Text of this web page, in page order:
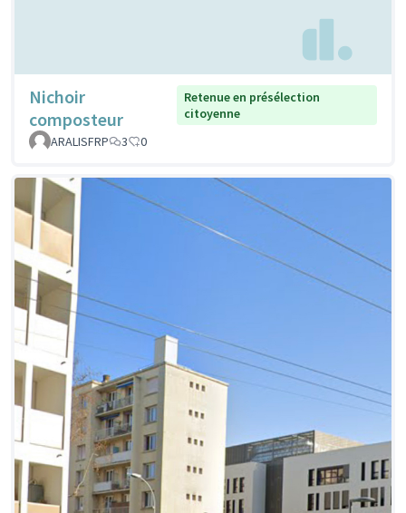
Nichoir
composteur
Retenue en présélection
citoyenne
ARALISFRP
3 0